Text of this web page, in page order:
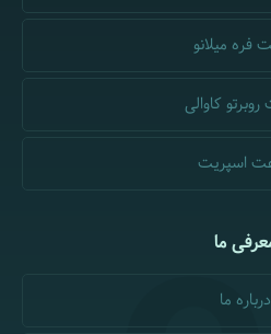
فره میلانو
کاوالی
اسپریت
ما
درباره ما